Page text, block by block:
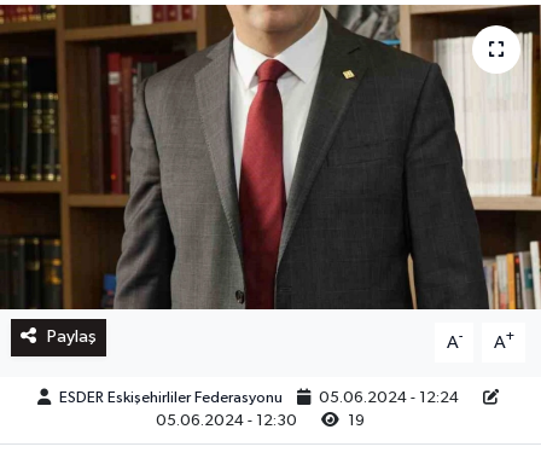
Paylaş A- A+
ESDER Eskişehirliler Federasyonu
05.06.2024 - 12:24
05.06.2024 - 12:30
19